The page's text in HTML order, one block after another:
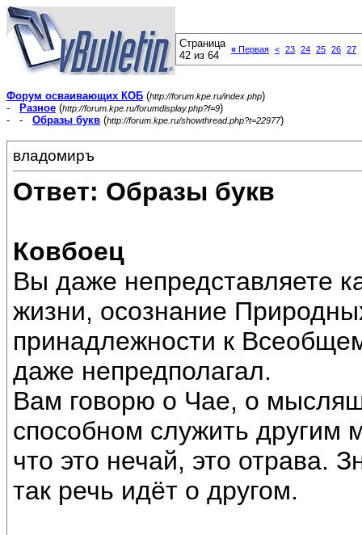
Страница
42 из 64
« Первая < 23 24 25 26 27
Форум осваивающих КОБ (http://forum.kpe.ru/index.php)
-
Разное (http://forum.kpe.ru/forumdisplay.php?f=9)
- - Образы букв (http://forum.kpe.ru/showthread.php?t=22977)
владомиръ
Ответ: Образы букв
Ковбоец
Вы даже непредставляете
жизни, осознание
принадлежности к
даже непредполагал.
Вам говорю о Чае, о
способном служить
что это нечай, это отрава.
так речь идёт о другом.